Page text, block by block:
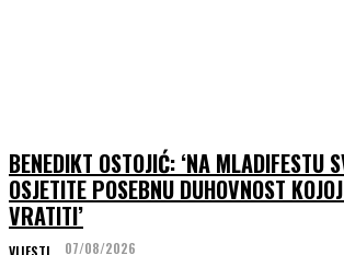
BENEDIKT OSTOJIĆ: ‘NA MLADIFESTU
OSJETITE POSEBNU DUHOVNOST
VRATITI’
07/08/2026